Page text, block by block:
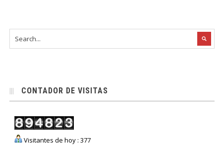
CONTADOR DE VISITAS
Visitantes de hoy : 377